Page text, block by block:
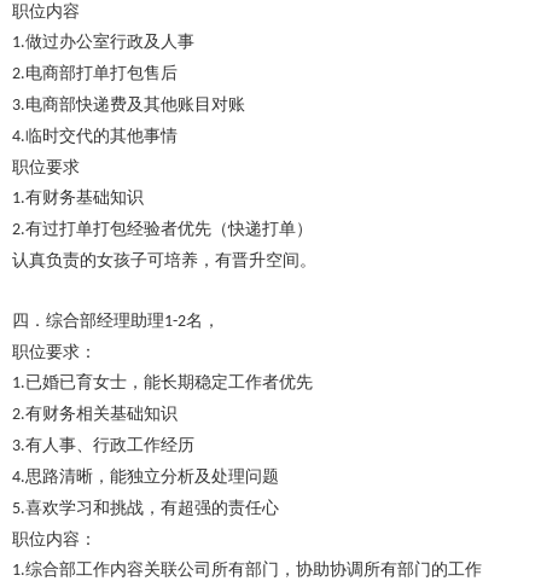
职位内容
1.做过办公室行政及人事
2.电商部打单打包售后
3.电商部快递费及其他账目对账
4.临时交代的其他事情
职位要求
1.有财务基础知识
2.有过打单打包经验者优先（快递打单）
认真负责的女孩子可培养，有晋升空间。
四．综合部经理助理1-2名，
职位要求：
1.已婚已育女士，能长期稳定工作者优先
2.有财务相关基础知识
3.有人事、行政工作经历
4.思路清晰，能独立分析及处理问题
5.喜欢学习和挑战，有超强的责任心
职位内容：
1.综合部工作内容关联公司所有部门，协助协调所有部门的工作